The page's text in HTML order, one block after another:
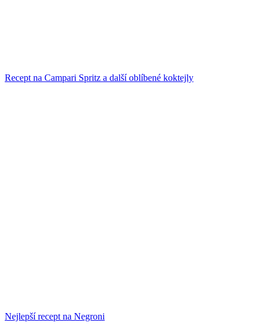
Recept na Campari Spritz a další oblíbené koktejly
Nejlepší recept na Negroni